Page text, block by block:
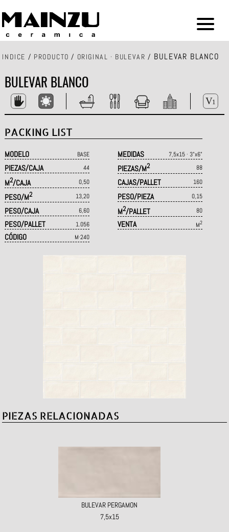
INDICE / PRODUCTO / ORIGINAL · BULEVAR / BULEVAR BLANCO
BULEVAR BLANCO
PACKING LIST
MODELO BASE MEDIDAS 7,5x15 · 3"x6"
PIEZAS/CAJA 44 PIEZAS/M2 88
M2/CAJA 0,50 CAJAS/PALLET 160
PESO/M2 13,20 PESO/PIEZA 0,15
PESO/CAJA 6,60 M2/PALLET 80
PESO/PALLET 1.056 VENTA M2
CÓDIGO M·240
PIEZAS RELACIONADAS
BULEVAR PERGAMON
7,5x15